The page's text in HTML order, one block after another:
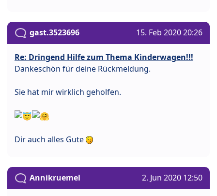
gast.3523696 15. Feb 2020 20:26
Re: Dringend Hilfe zum Thema Kinderwagen!!!
Dankeschön für deine Rückmeldung.
Sie hat mir wirklich geholfen.
Dir auch alles Gute
Annikruemel 2. Jun 2020 12:50